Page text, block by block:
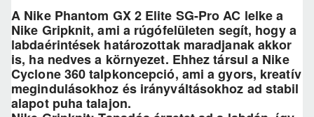
A Nike Phantom GX 2 Elite SG-Pro AC lelke a
Nike Gripknit, ami a rúgófelületen segít, hogy a
labdaérintések határozottak maradjanak akkor
is, ha nedves a környezet. Ehhez társul a Nike
Cyclone 360 talpkoncepció, ami a gyors, kreatív
megindulásokhoz és irányváltásokhoz ad stabil
alapot puha talajon.